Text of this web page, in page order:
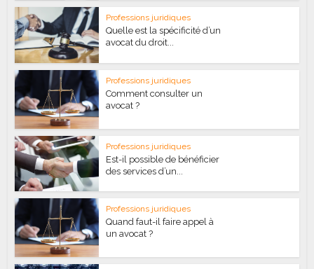
Professions juridiques
Quelle est la spécificité d’un
avocat du droit...
Professions juridiques
Comment consulter un
avocat ?
Professions juridiques
Est-il possible de bénéficier
des services d’un...
Professions juridiques
Quand faut-il faire appel à
un avocat ?